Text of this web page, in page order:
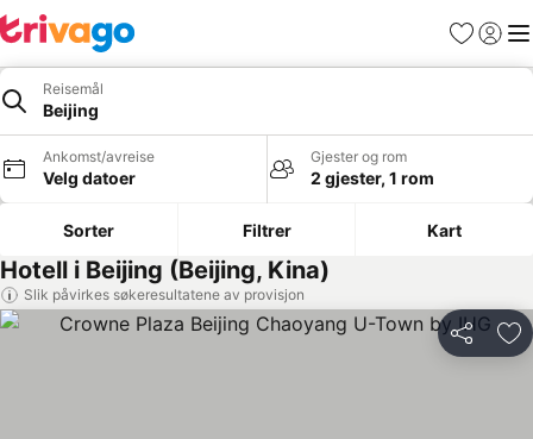
Favoritter
Logg
Reisemål
Beijing
Ankomst/avreise
Velg datoer
Gjester og rom
2 gjester, 1 rom
Sorter Filtrer Kart
Hotell i Beijing (Beijing, Kina)
Slik påvirkes søkeresultatene av provisjon
Del